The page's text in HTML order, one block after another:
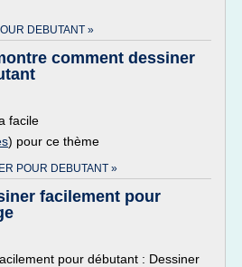
DEBUTANT »
comment dessiner
facile
) pour ce thème
POUR DEBUTANT »
facilement pour
pour débutant : Dessiner